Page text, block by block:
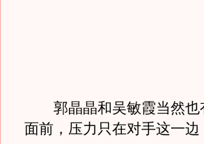
郭晶晶和吴敏霞当然也
面前，压力只在对手这一